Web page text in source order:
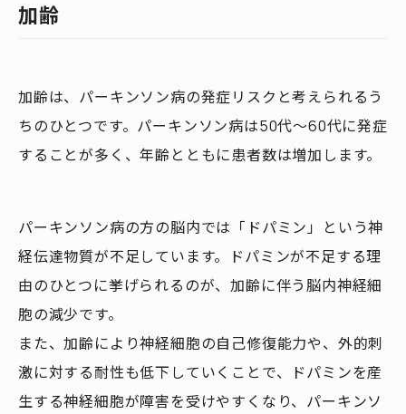
加齢
加齢は、パーキンソン病の発症リスクと考えられるう
ちのひとつです。パーキンソン病は50代～60代に発症
することが多く、年齢とともに患者数は増加します。
パーキンソン病の方の脳内では「ドパミン」という神
経伝達物質が不足しています。ドパミンが不足する理
由のひとつに挙げられるのが、加齢に伴う脳内神経細
胞の減少です。
また、加齢により神経細胞の自己修復能力や、外的刺
激に対する耐性も低下していくことで、ドパミンを産
生する神経細胞が障害を受けやすくなり、パーキンソ